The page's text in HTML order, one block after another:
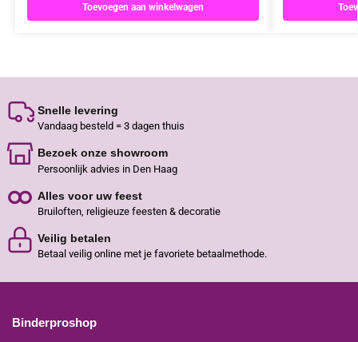
Toevoegen aan winkelwagen
Snelle levering
Vandaag besteld = 3 dagen thuis
Bezoek onze showroom
Persoonlijk advies in Den Haag
Alles voor uw feest
Bruiloften, religieuze feesten & decoratie
Veilig betalen
Betaal veilig online met je favoriete betaalmethode.
Binderproshop